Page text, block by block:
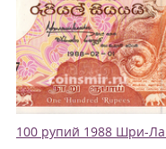
100 рупий 1988 Шри-